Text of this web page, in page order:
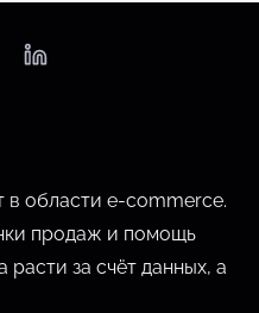
в области e-commerce.
продаж и помощь
за счёт данных, а